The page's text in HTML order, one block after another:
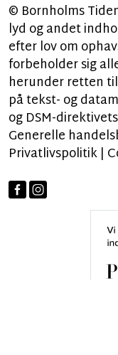
© Bornholms
lyd og andet
efter lov om
forbeholder sig
herunder retten
på tekst- og
og DSM-
Generelle
Privatlivspolitik|